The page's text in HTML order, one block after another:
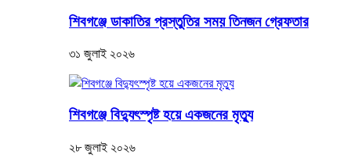
শিবগঞ্জে ডাকাতির প্রস্তুতির সময় তিনজন গ্রেফতার
৩১ জুলাই ২০২৬
শিবগঞ্জে বিদ্যুৎস্পৃষ্ট হয়ে একজনের মৃত্যু
২৮ জুলাই ২০২৬